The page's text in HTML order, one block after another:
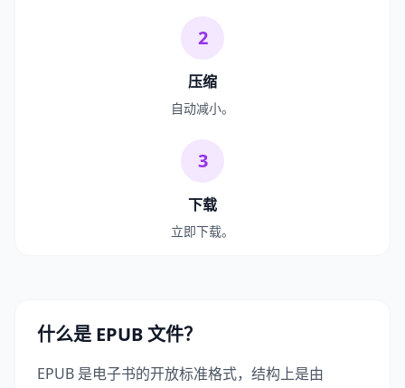
2
压缩
自动减小。
3
下载
立即下载。
什么是 EPUB 文件？
EPUB 是电子书的开放标准格式，结构上是由